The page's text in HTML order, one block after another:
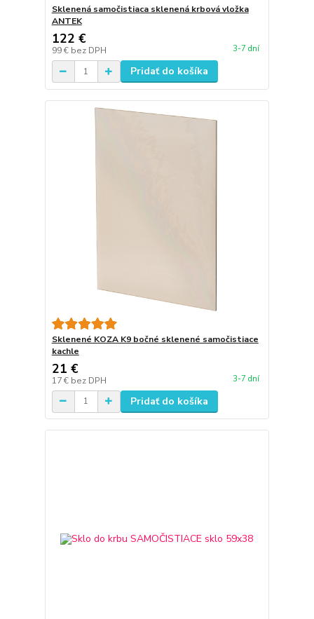
Sklenená samočistiaca sklenená krbová vložka
ANTEK
122 €
99 € bez DPH 3-7 dní
Pridať do košíka
Sklenené KOZA K9 bočné sklenené samočistiace
kachle
21 €
17 € bez DPH 3-7 dní
Pridať do košíka